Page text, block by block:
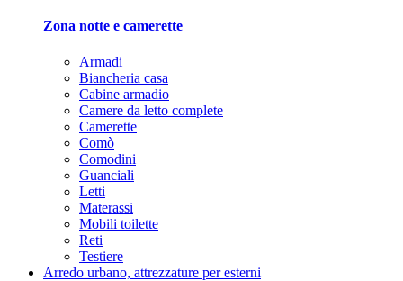
Zona notte e camerette
Armadi
Biancheria casa
Cabine armadio
Camere da letto complete
Camerette
Comò
Comodini
Guanciali
Letti
Materassi
Mobili toilette
Reti
Testiere
Arredo urbano, attrezzature per esterni